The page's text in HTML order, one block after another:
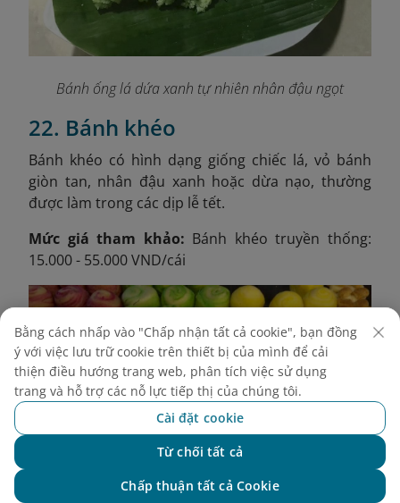
Bánh ống lá dứa xanh tự nhiên nhân đậu ngọt
22. Bánh khéo
Bánh khéo có hình dạng giống chiếc lá, vỏ bánh
giòn tan, nhân đậu xanh hoặc dừa nạo, thường
được làm trong các dịp lễ tết.
Mức giá tham khảo: Bánh khéo truyền thống:
15.000 - 55.000 VND/cái
Bằng cách nhấp vào "Chấp nhận tất cả cookie", bạn đồng
ý với việc lưu trữ cookie trên thiết bị của mình để cải
thiện điều hướng trang web, phân tích việc sử dụng
trang và hỗ trợ các nỗ lực tiếp thị của chúng tôi.
Cài đặt cookie
Từ chối tất cả
Chấp thuận tất cả Cookie